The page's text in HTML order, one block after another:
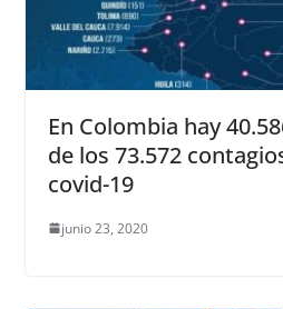
En Colombia hay
de los 73.572
covid-19
junio 23, 2020